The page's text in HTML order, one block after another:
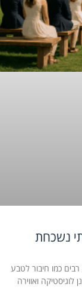
נשכחת
כמו חיבור לטבע
לוגיסטיקה ואווירה